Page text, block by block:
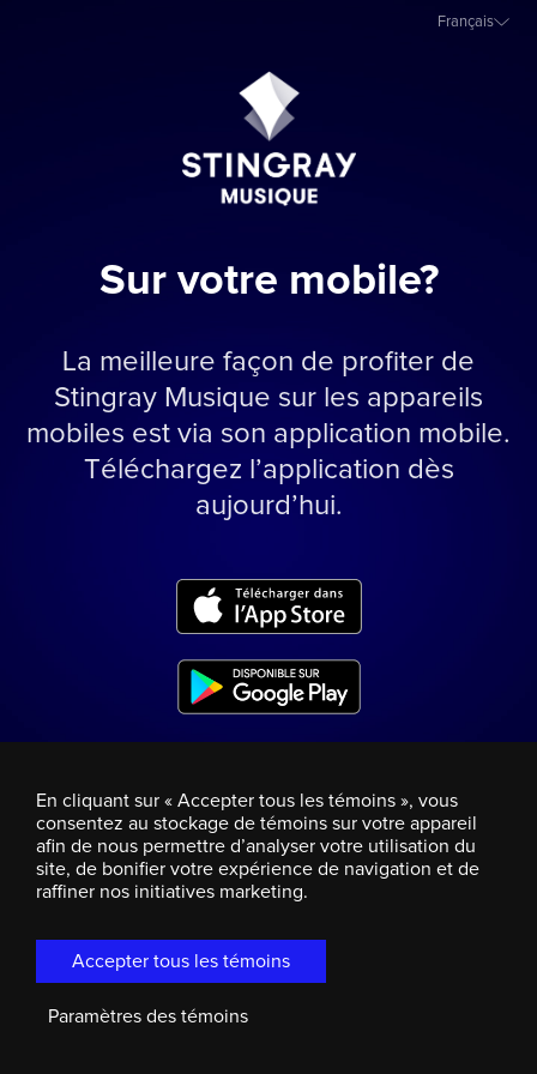
Français
Sur votre mobile?
La meilleure façon de profiter de
Stingray Musique sur les appareils
mobiles est via son application mobile.
Téléchargez l’application dès
aujourd’hui.
En cliquant sur « Accepter tous les témoins », vous
consentez au stockage de témoins sur votre appareil
afin de nous permettre d’analyser votre utilisation du
site, de bonifier votre expérience de navigation et de
raffiner nos initiatives marketing.
Accepter tous les témoins
Paramètres des témoins